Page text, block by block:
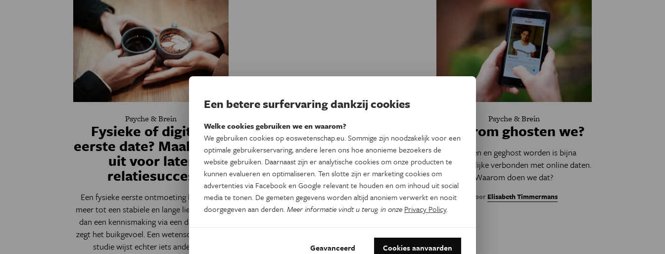
Psyche & Brein
Fysieke of digitale
eerste date? Maakt niet
uit voor later
relatiesucces
Een fysieke eerste ontmoeting leidt toch
meer tot een stabiele en lange liefdesrelatie
dan een kennismaking via een dating-app,
zegt het buikgevoel. Een wetenschappelijke
studie wijst echter iets anders uit.
Psyche & Brein
Waarom ghosten we?
Ghosten en geghost worden is bijna
onlosmakelijke verbonden met online daten.
Waarom doen we dat?
Door Elisabeth Timmermans
Een betere surfervaring dankzij cookies
Welke cookies gebruiken we en waarom?
We gebruiken cookies op eoswetenschap.eu. Sommige zijn noodzakelijk voor een
optimale gebruikerservaring, andere leren ons hoe anonieme bezoekers de
website gebruiken. Daarnaast zijn er analytische cookies om onze producten te
kunnen evalueren en optimaliseren. Ten slotte zijn er marketing cookies om
advertenties via Facebook en Google relevant te houden en om inhoud uit social
media te tonen. De gemeten gegevens worden altijd anoniem verwerkt en nooit
doorgegeven aan derden.Meer informatie vindt u terug in onze Privacy Policy.
Geavanceerd Cookies aanvaarden